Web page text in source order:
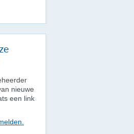
nieuwe
een link